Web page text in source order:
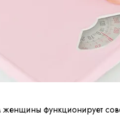
женщины функционирует